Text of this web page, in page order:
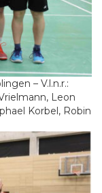
– V.l.n.r.:
Leon
Korbel, Robin